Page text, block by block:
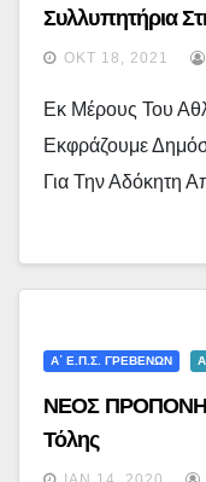
Συλλυπητήρια
Λάζου”
ΟΚΤ 18, 2021
Εκ Μέρους Του
Εκφράζουμε
Για Την Αδόκητη
Α΄ Ε.Π.Σ. ΓΡΕΒΕΝΏΝ
ΝΕΟΣ
Τόλης